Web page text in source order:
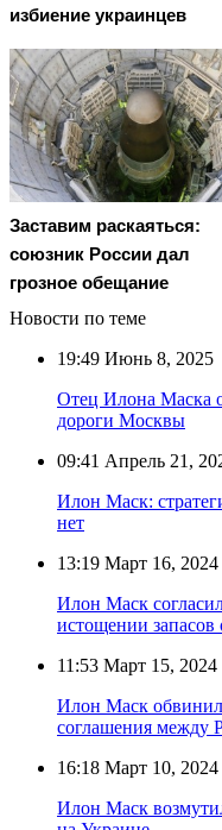
избиение украинцев
Заставим раскаяться:
союзник России дал
грозное обещание
Новости по теме
19:49 Июнь 8, 2025
Отец Илона Маска
дороги Москвы
09:41 Апрель 21,
Илон Маск:
нет
13:19 Март 16, 2024
Илон Маск
истощении
11:53 Март 15, 2024
Илон Маск
соглашения между
16:18 Март 10, 2024
Илон Маск